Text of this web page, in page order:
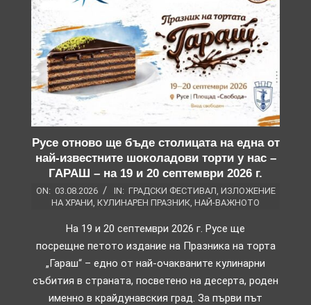
Русе отново ще бъде столицата на една от
най-известните шоколадови торти у нас –
ГАРАШ – на 19 и 20 септември 2026 г.
ON: 03.08.2026 IN: ГРАДСКИ ФЕСТИВАЛ ИЗЛОЖЕНИЕ
НА ХРАНИ КУЛИНАРЕН ПРАЗНИК НАЙ-ВАЖНОТО
На 19 и 20 септември 2026 г. Русе ще
посрещне петото издание на Празника на торта
„Гараш“ – едно от най-очакваните кулинарни
събития в страната, посветено на десерта, роден
именно в крайдунавския град. За първи път